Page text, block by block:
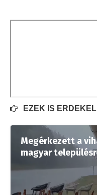
EZEK IS
Megérkezett a
magyar